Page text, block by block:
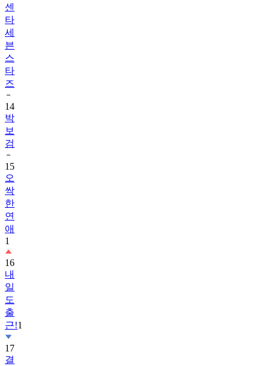
센
타
세
븐
스
타
즈
14
박
보
검
15
오
싹
한
연
애
1
16
내
일
도
출
근!1
17
결